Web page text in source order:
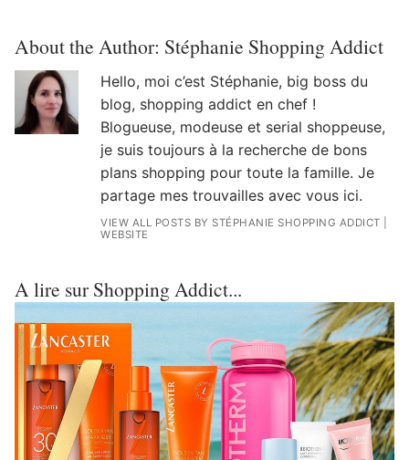
About the Author: Stéphanie Shopping Addict
Hello, moi c’est Stéphanie, big boss du
blog, shopping addict en chef !
Blogueuse, modeuse et serial shoppeuse,
je suis toujours à la recherche de bons
plans shopping pour toute la famille. Je
partage mes trouvailles avec vous ici.
VIEW ALL POSTS BY STÉPHANIE SHOPPING ADDICT
WEBSITE
A lire sur Shopping Addict...